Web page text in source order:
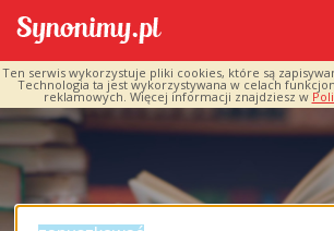
Ten serwis wykorzystuje pliki cookies, które są
Technologia ta jest wykorzystywana w celach
reklamowych. Więcej informacji znajdziesz w